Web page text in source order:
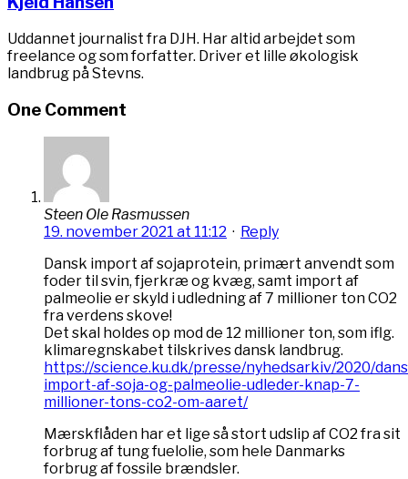
Uddannet journalist fra DJH. Har altid arbejdet som
freelance og som forfatter. Driver et lille økologisk
landbrug på Stevns.
One Comment
Steen Ole Rasmussen
19. november 2021 at 11:12 · Reply
Dansk import af sojaprotein, primært anvendt som
foder til svin, fjerkræ og kvæg, samt import af
palmeolie er skyld i udledning af 7 millioner ton CO2
fra verdens skove!
Det skal holdes op mod de 12 millioner ton, som iflg.
klimaregnskabet tilskrives dansk landbrug.
https://science.ku.dk/presse/nyhedsarkiv/2020/
import-af-soja-og-palmeolie-udleder-knap-7-
millioner-tons-co2-om-aaret/
Mærskflåden har et lige så stort udslip af CO2 fra sit
forbrug af tung fuelolie, som hele Danmarks
forbrug af fossile brændsler.